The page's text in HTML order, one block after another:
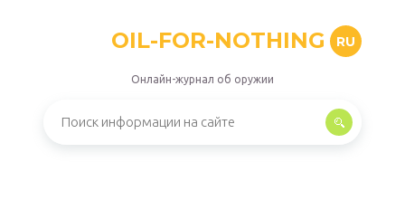
OIL-FOR-NOTHING RU
Онлайн-журнал об оружии